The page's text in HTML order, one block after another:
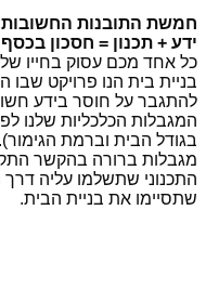
חמשת התובנות החשובות
ידע + תכנון = חסכון
כל אחד מכם עסוק בחייו
בניית בית הנו פרויקט שבו
להתגבר על חוסר בידע
המגבלות הכלכליות שלנו
בגודל הבית וברמת
מגבלות ברורה בהקשר
התכנוני שתשלמו עליה
שתסיימו את בניית הבית.